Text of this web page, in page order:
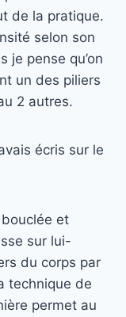
de la pratique.
selon son
je pense qu’on
un des piliers
2 autres.
écris sur le
et
sur lui-
du corps par
technique de
permet au